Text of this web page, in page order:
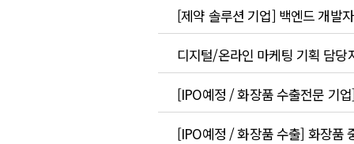
[제약 솔루션 기업] 백엔드 개발자
디지털/온라인 마케팅 기획 담당
[IPO예정 / 화장품 수출전문 기
[IPO예정 / 화장품 수출] 화장품